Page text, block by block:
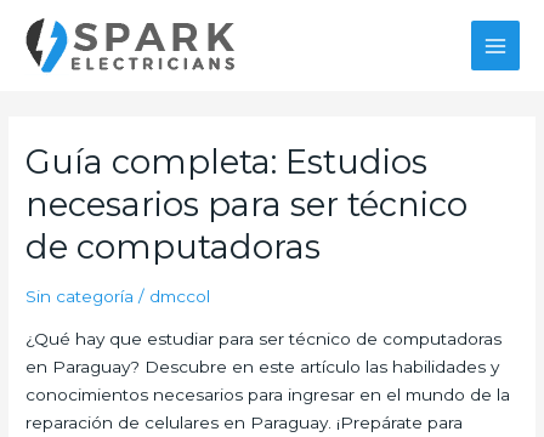
contenido
Guía completa: Estudios
necesarios para ser técnico
de computadoras
Sin categoría / dmccol
¿Qué hay que estudiar para ser técnico de computadoras
en Paraguay? Descubre en este artículo las habilidades y
conocimientos necesarios para ingresar en el mundo de la
reparación de celulares en Paraguay. ¡Prepárate para